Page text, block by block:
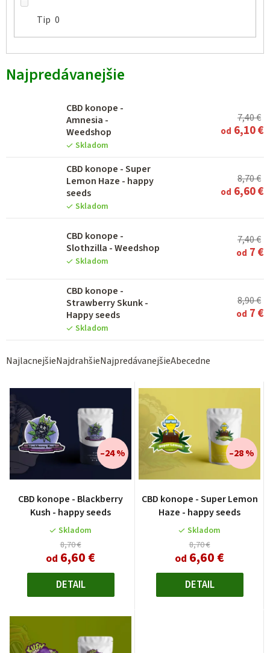
Najpredávanejšie
CBD konope -
Amnesia -
Weedshop
Skladom
7,40 €
od 6,10 €
CBD konope - Super
Lemon Haze - happy
seeds
Skladom
8,70 €
od 6,60 €
CBD konope -
Slothzilla - Weedshop
Skladom
7,40 €
od 7 €
CBD konope -
Strawberry Skunk -
Happy seeds
Skladom
8,90 €
od 7 €
R
d
e
n
e
p
v
NajlacnejšieNajdrahšieNajpredávanejšieAbecedne
Tip 0
CBD konope - Blackberry
Kush - happy seeds
hodnotenie
produktu
je
4,0
z
5
hviezdičiek.
Skladom
8,70 €
od 6,60 €
–24 %
DETAIL
CBD konope - Super Lemon
Haze - happy seeds
Skladom
8,70 €
od 6,60 €
–28 %
DETAIL